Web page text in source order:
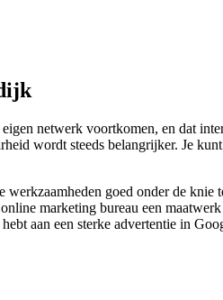
netwerk voortkomen, en dat
wordt steeds belangrijker. Je
goed onder de
marketing bureau een
aan een sterke advertentie in